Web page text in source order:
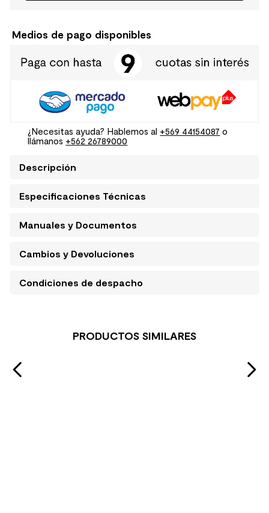
Medios de pago disponibles
¿Necesitas ayuda? Hablemos al +569 44154087 o
llámanos +562 26789000
Descripción
Especificaciones Técnicas
Manuales y Documentos
Cambios y Devoluciones
Condiciones de despacho
PRODUCTOS SIMILARES